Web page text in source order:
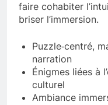
faire cohabiter
briser l’immersion.
Puzzle‑centré,
narration
Énigmes liées à
culturel
Ambiance